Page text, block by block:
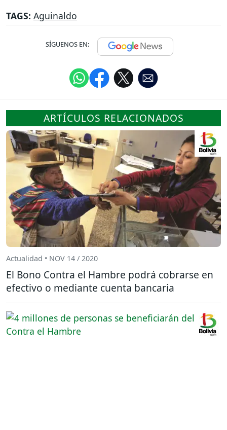
TAGS: Aguinaldo
SÍGUENOS EN:
ARTÍCULOS RELACIONADOS
Actualidad • NOV 14 / 2020
El Bono Contra el Hambre podrá cobrarse en
efectivo o mediante cuenta bancaria